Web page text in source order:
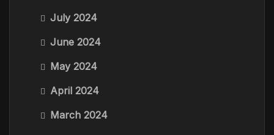
July 2024
June 2024
May 2024
April 2024
March 2024